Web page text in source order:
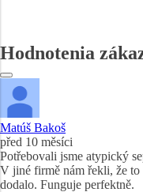
Hodnotenia
Matúš Bakoš
před 10 měsíci
Potřebovali jsme atypický
V jiné firmě nám řekli, že
dodalo. Funguje perfektně.